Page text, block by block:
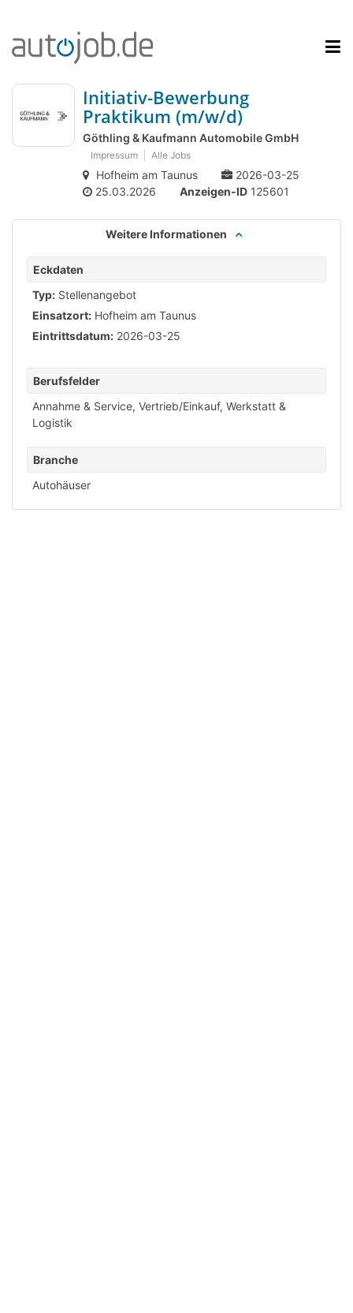
Initiativ-Bewerbung
Praktikum (m/w/d)
Göthling & Kaufmann Automobile GmbH
Impressum Alle Jobs
Hofheim am Taunus
2026-03-25
25.03.2026
Anzeigen-ID 125601
Weitere Informationen
Eckdaten
Typ: Stellenangebot
Einsatzort: Hofheim am Taunus
Eintrittsdatum: 2026-03-25
Berufsfelder
Annahme & Service, Vertrieb/Einkauf, Werkstatt &
Logistik
Branche
Autohäuser